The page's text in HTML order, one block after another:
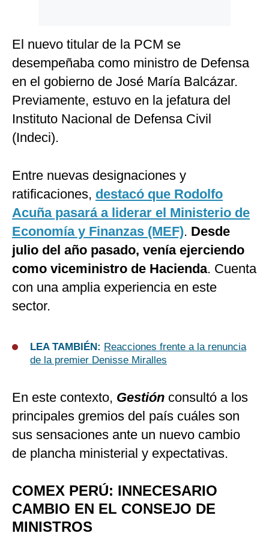
El nuevo titular de la PCM se
desempeñaba como ministro de Defensa
en el gobierno de José María Balcázar.
Previamente, estuvo en la jefatura del
Instituto Nacional de Defensa Civil
(Indeci).
Entre nuevas designaciones y
ratificaciones, destacó que Rodolfo
Acuña pasará a liderar el Ministerio de
Economía y Finanzas (MEF). Desde
julio del año pasado, venía ejerciendo
como viceministro de Hacienda. Cuenta
con una amplia experiencia en este
sector.
LEA TAMBIÉN: Reacciones frente a la renuncia
de la premier Denisse Miralles
En este contexto, Gestión consultó a los
principales gremios del país cuáles son
sus sensaciones ante un nuevo cambio
de plancha ministerial y expectativas.
COMEX PERÚ: INNECESARIO
CAMBIO EN EL CONSEJO DE
MINISTROS